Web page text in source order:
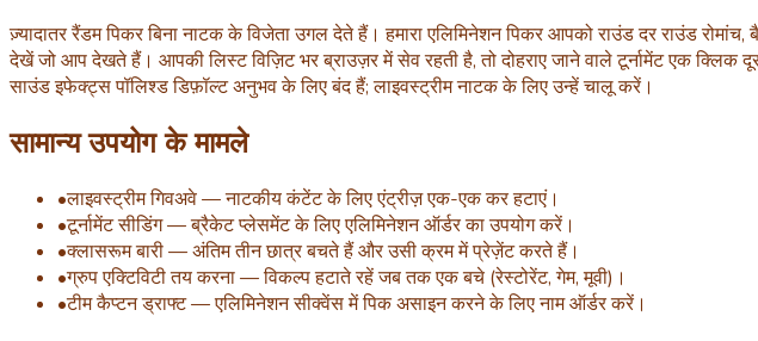
ज़्यादातर रैंडम पिकर बिना नाटक के विजेता उगल देते हैं। हमारा एलिमिनेशन पिकर आपको राउंड दर राउंड
देखें जो आप देखते हैं। आपकी लिस्ट विज़िट भर ब्राउज़र में सेव रहती है, तो दोहराए जाने वाले टूर्नामेंट एक क्लिक
साउंड इफेक्ट्स पॉलिश्ड डिफ़ॉल्ट अनुभव के लिए बंद हैं; लाइवस्ट्रीम नाटक के लिए उन्हें चालू करें।
सामान्य उपयोग के मामले
•लाइवस्ट्रीम गिवअवे — नाटकीय कंटेंट के लिए एंट्रीज़ एक-एक कर हटाएं।
•टूर्नामेंट सीडिंग — ब्रैकेट प्लेसमेंट के लिए एलिमिनेशन ऑर्डर का उपयोग करें।
•क्लासरूम बारी — अंतिम तीन छात्र बचते हैं और उसी क्रम में प्रेज़ेंट करते हैं।
•ग्रुप एक्टिविटी तय करना — विकल्प हटाते रहें जब तक एक बचे (रेस्टोरेंट, गेम, मूवी)।
•टीम कैप्टन ड्राफ्ट — एलिमिनेशन सीक्वेंस में पिक असाइन करने के लिए नाम ऑर्डर करें।